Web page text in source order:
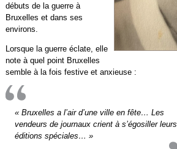
débuts de la guerre à
Bruxelles et dans ses
environs.
Lorsque la guerre éclate, elle
note à quel point Bruxelles
semble à la fois festive et anxieuse :
« Bruxelles a l’air d’une ville en fête… Les
vendeurs de journaux crient à s’égosiller leurs
éditions spéciales… »